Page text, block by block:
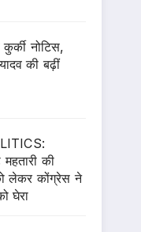
नोटिस,
की बढ़ीं
की
लेकर कोंग्रेस ने
घेरा